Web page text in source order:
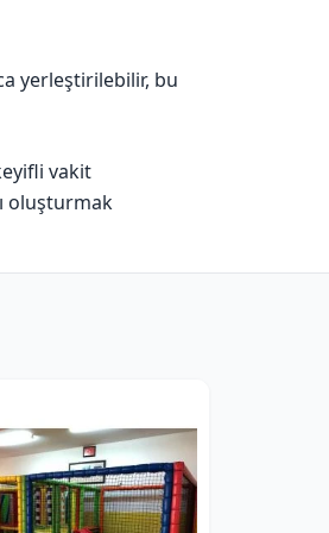
yerleştirilebilir, bu
vakit
oluşturmak